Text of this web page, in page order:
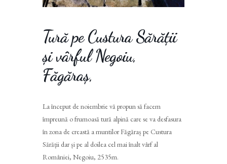
Tură pe Custura Sărății
și vârful Negoiu,
Făgăraș,
La început de noiembrie vă propun să facem
împreună o frumoasă tură alpină care se va desfasura
în zona de creastă a muntilor Făgăraș pe Custura
Sărății dar și pe al doilea cel mai înalt vârf al
României, Negoiu, 2535m.